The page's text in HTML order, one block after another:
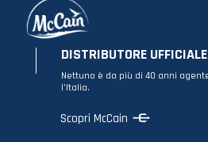
DISTRIBUTORE UFFICIALE
Nettuno è da più di 40 anni
l’Italia.
Scopri McCain